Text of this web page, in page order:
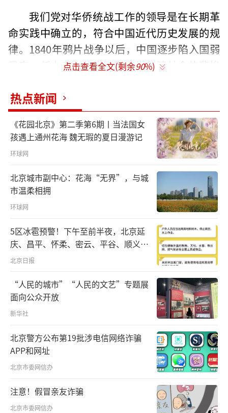
我们党对华侨统战工作的领导是在长期革
命实践中确立的，符合中国近代历史发展的规
律。1840年鸦片战争以后，中国逐步陷入国弱
民穷、任人宰割的半殖民地半封建社会的悲惨
战胜敌人、挽救民族危亡、实现民族振兴的重
要法宝，而广大华侨在全民族抗战的大背景下
被纳入统战工作之中。
随着抗战的推进及国共两党的不同表现，
越来越多的华侨认定只有中国共产党才是中国
抗战的前途和希望。1940年，爱国侨领陈嘉庚
先后访问了国共两党的政治与抗战中心——重庆
和延安。在对两地的政治、经济、社会状况进
行考察和对比之后，陈嘉庚得出了“中国的希
望在延安”的著名结论。解放战争时期，广大
华侨反对美国援助国民党发动内战，纷纷支援
人民解放战争。1948年春，中共中央发布“五
一口号”，积极寻求建立包括华侨在内的民主
联合政府，获得了海外华侨的赞同和支持。如
当时著名侨领司徒美堂在得知消息后，很快与
中共华南分局取得了联系，表示愿意回国参加
新政协。1949年中共与各民主党派积极筹备召
开新政协会议，陈嘉庚、司徒美堂等华侨代表
冲破重重阻力和障碍毅然回国，与全国人民一
点击查看全文(剩余90%)
热点新闻
《花园北京》第二季第6期丨当法国女
孩遇上通州花海 魏无瑕的夏日漫游记
环球网
北京城市副中心：花海“无界”，与城
市温柔相拥
环球网
5区冰雹预警！下午至前半夜，北京延
庆、昌平、怀柔、密云、平谷、顺义、
门头沟、房山等区有较明显降雨，伴七
北京日报
“人民的城市”“人民的文艺”专题展
面向公众开放
新华社
北京警方公布第19批涉电信网络诈骗
APP和网址
北京市委网信办
注意！假冒亲友诈骗
北京市委网信办